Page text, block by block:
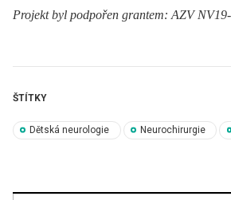
Projekt byl podpořen grantem: AZV
ŠTÍTKY
Dětská neurologie Neurochirurgie